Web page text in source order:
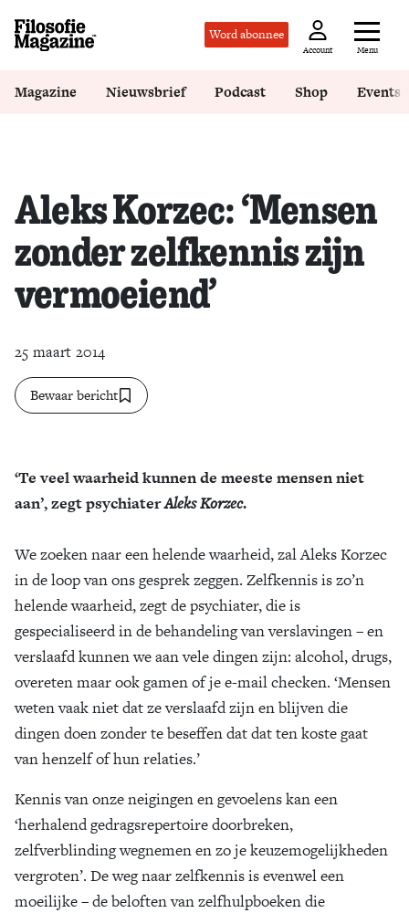
Word abonnee
Account Menu
Magazine Nieuwsbrief Podcast Shop Events
Aleks Korzec: ‘Mensen
zonder zelfkennis zijn
vermoeiend’
25 maart 2014
Bewaar bericht
‘Te veel waarheid kunnen de meeste mensen niet
aan’, zegt psychiaterAleks Korzec.
We zoeken naar een helende waarheid, zal Aleks Korzec
in de loop van ons gesprek zeggen. Zelfkennis is zo’n
helende waarheid, zegt de psychiater, die is
gespecialiseerd in de behandeling van verslavingen – en
verslaafd kunnen we aan vele dingen zijn: alcohol, drugs,
overeten maar ook gamen of je e-mail checken. ‘Mensen
weten vaak niet dat ze verslaafd zijn en blijven die
dingen doen zonder te beseffen dat dat ten koste gaat
van henzelf of hun relaties.’
Kennis van onze neigingen en gevoelens kan een
‘herhalend gedragsrepertoire doorbreken,
zelfverblinding wegnemen en zo je keuzemogelijkheden
vergroten’. De weg naar zelfkennis is evenwel een
moeilijke – de beloften van zelfhulpboeken die